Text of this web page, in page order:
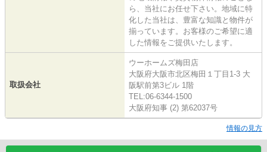
ら、当社にお任せ下さい。地域に特
化した当社は、豊富な知識と物件が
揃っています。お客様のご希望に適
した情報をご提供いたします。
取扱会社
ウーホームズ梅田店
大阪府大阪市北区梅田１丁目1-3 大
阪駅前第3ビル 1階
TEL:06-6344-1500
大阪府知事 (2) 第62037号
情報の見方